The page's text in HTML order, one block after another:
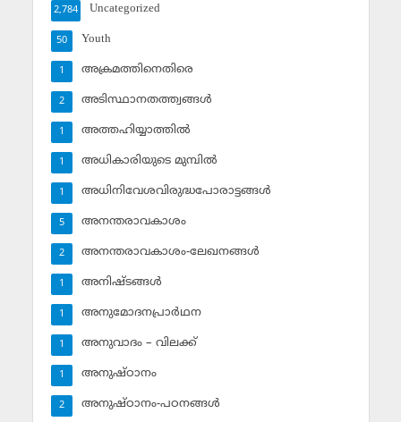
Uncategorized
2,784
Youth
50
അക്രമത്തിനെതിരെ
1
അടിസ്ഥാനതത്ത്വങ്ങള്‍
2
അത്തഹിയ്യാത്തില്‍
1
അധികാരിയുടെ മുമ്പില്‍
1
അധിനിവേശവിരുദ്ധപോരാട്ടങ്ങള്‍
1
അനന്തരാവകാശം
5
അനന്തരാവകാശം-ലേഖനങ്ങള്‍
2
അനിഷ്ടങ്ങള്‍
1
അനുമോദനപ്രാര്‍ഥന
1
അനുവാദം – വിലക്ക്‌
1
അനുഷ്ഠാനം
1
അനുഷ്ഠാനം-പഠനങ്ങള്‍
2